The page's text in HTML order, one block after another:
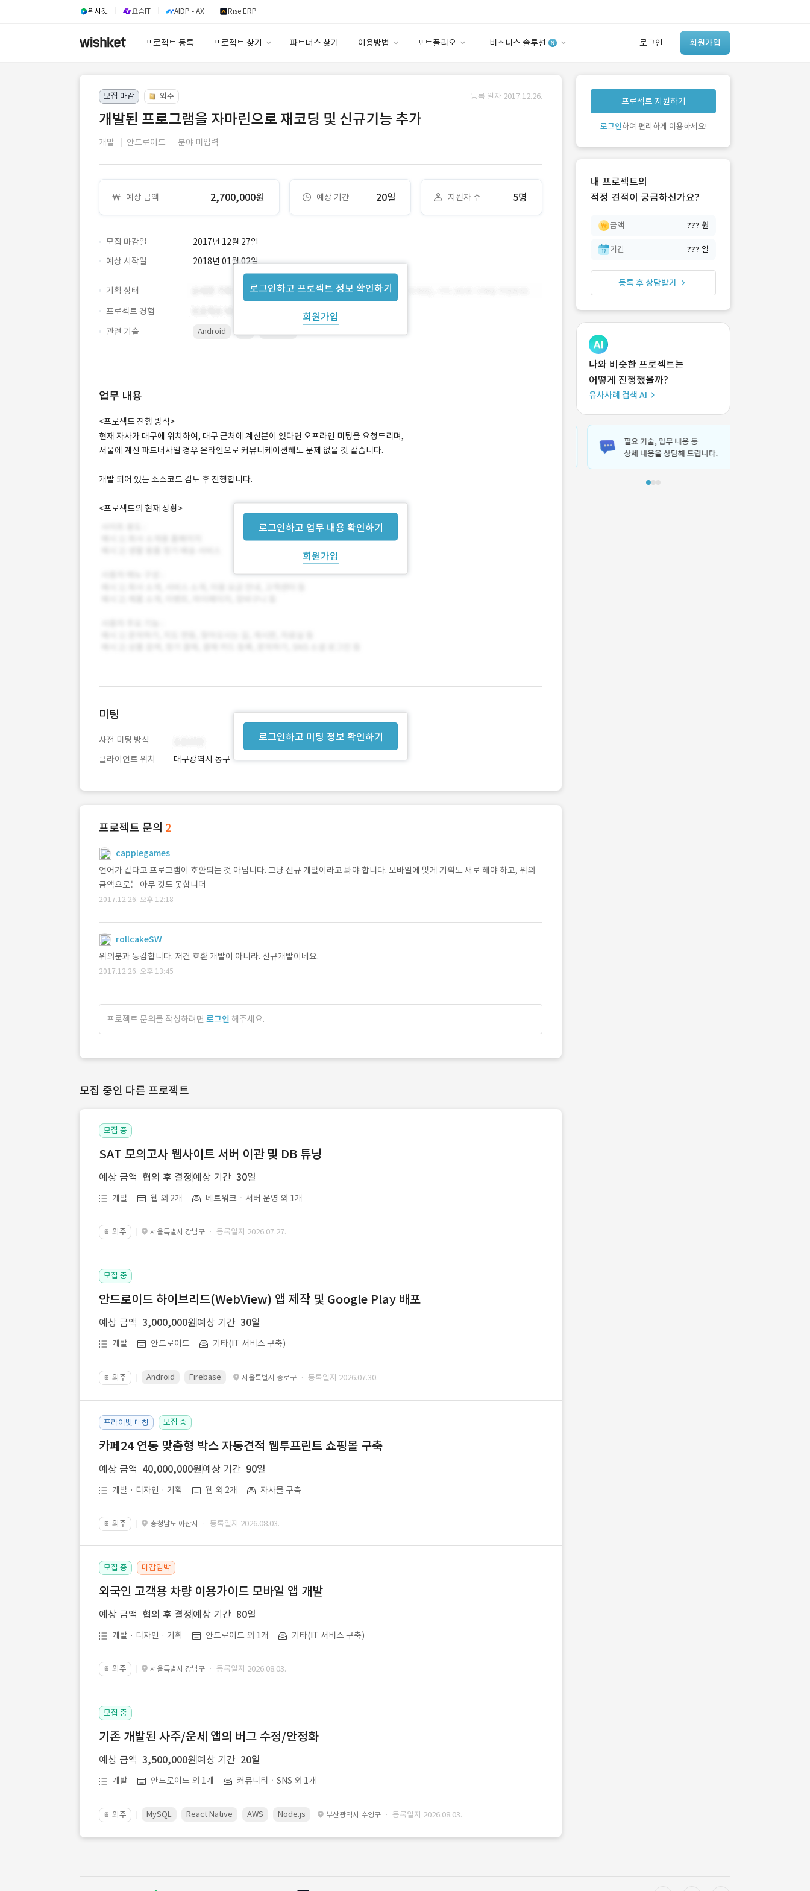
위시켓 요즘IT AIDP - AX Rise ERP
프로젝트 등록 프로젝트 찾기 파트너스 찾기 이용방법 포트폴리오 비즈니스 솔루션 로그인 회원가입
이용요금
고객센터
안심 코드 케어
유사사례 검색 AI
‘이런 거’ 만들어본
개발 회사 있어?
모집 마감 외주 등록 일자 2017.12.26.
개발된 프로그램을 자마린으로 재코딩 및 신규기능 추가
개발 안드로이드 분야 미입력
예상 금액 2,700,000원 예상 기간 20일 지원자 수 5명
모집 마감일 2017년 12월 27일
로그인하고 프로젝트 정보 확인하기
회원가입
예상 시작일 2018년 01월 02일
기획 상태
프로젝트 경험
관련 기술
Android
업무 내용
로그인하고 업무 내용 확인하기
회원가입
<프로젝트 진행 방식>
현재 자사가 대구에 위치하여, 대구 근처에 계신분이 있다면 오프라인 미팅을 요청드리며,
서울에 계신 파트너사일 경우 온라인으로 커뮤니케이션해도 문제 없을 것 같습니다.
개발 되어 있는 소스코드 검토 후 진행합니다.
<프로젝트의 현재 상황>
로그인하고 미팅 정보 확인하기
미팅
사전 미팅 방식
클라이언트 위치
대구광역시 동구
프로젝트 문의 2
capplegames
언어가 같다고 프로그램이 호환되는 것 아닙니다. 그냥 신규 개발이라고 봐야 합니다. 모바일에 맞게 기획도 새로 해야 하고, 위의
금액으로는 아무 것도 못합니더
2017.12.26. 오후 12:18
rollcakeSW
위의분과 동감합니다. 저건 호환 개발이 아니라. 신규개발이네요.
2017.12.26. 오후 13:45
프로젝트 문의를 작성하려면 로그인 해주세요.
모집 중인 다른 프로젝트
모집 중
SAT 모의고사 웹사이트 서버 이관 및 DB 튜닝
예상 금액 협의 후 결정 예상 기간 30일
개발 웹 외 2개 네트워크ㆍ서버 운영 외 1개
📔 외주 서울특별시 강남구 · 등록일자 2026.07.27.
모집 중
안드로이드 하이브리드(WebView) 앱 제작 및 Google Play 배포
예상 금액 3,000,000원 예상 기간 30일
개발 안드로이드 기타(IT 서비스 구축)
📔 외주 Android Firebase 서울특별시 종로구 · 등록일자 2026.07.30.
프라이빗 매칭 모집 중
카페24 연동 맞춤형 박스 자동견적 웹투프린트 쇼핑몰 구축
예상 금액 40,000,000원 예상 기간 90일
개발 · 디자인 · 기획 웹 외 2개 자사몰 구축
📔 외주 충청남도 아산시 · 등록일자 2026.08.03.
모집 중 마감임박
외국인 고객용 차량 이용가이드 모바일 앱 개발
예상 금액 협의 후 결정 예상 기간 80일
개발 · 디자인 · 기획 안드로이드 외 1개 기타(IT 서비스 구축)
📔 외주 서울특별시 강남구 · 등록일자 2026.08.03.
모집 중
기존 개발된 사주/운세 앱의 버그 수정/안정화
예상 금액 3,500,000원 예상 기간 20일
개발 안드로이드 외 1개 커뮤니티ㆍSNS 외 1개
📔 외주 MySQL React Native AWS Node.js 부산광역시 수영구 · 등록일자 2026.08.03.
프로젝트 지원하기
로그인하여 편리하게 이용하세요!
내 프로젝트의
적정 견적이 궁금하신가요?
금액 ??? 원
기간 ??? 일
등록 후 상담받기
나와 비슷한 프로젝트는
어떻게 진행했을까?
유사사례 검색 AI